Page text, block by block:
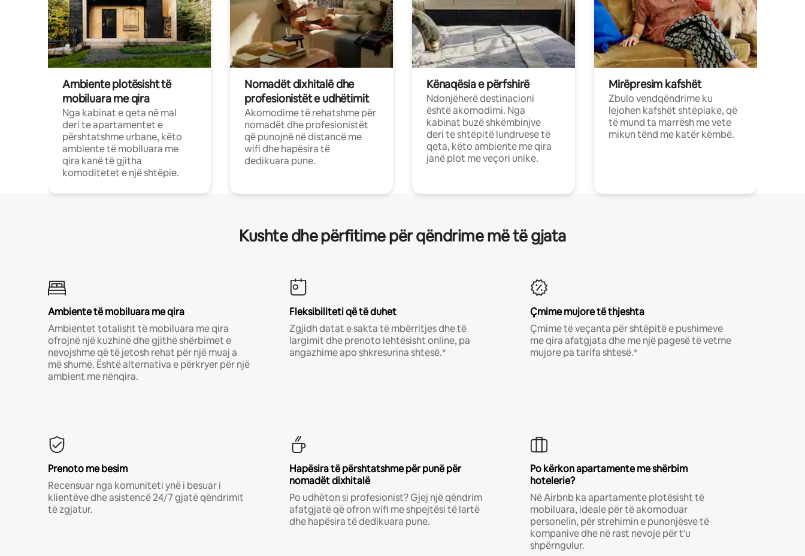
Ambiente plotësisht të
mobiluara me qira
Nga kabinat e qeta në mal
deri te apartamentet e
përshtatshme urbane, këto
ambiente të mobiluara me
qira kanë të gjitha
komoditetet e një shtëpie.
Nomadët dixhitalë dhe
profesionistët e udhëtimit
Akomodime të rehatshme për
nomadët dhe profesionistët
që punojnë në distancë me
wifi dhe hapësira të
dedikuara pune.
Kënaqësia e përfshirë
Ndonjëherë destinacioni
është akomodimi. Nga
kabinat buzë shkëmbinjve
deri te shtëpitë lundruese të
qeta, këto ambiente me qira
janë plot me veçori unike.
Mirëpresim kafshët
Zbulo vendqëndrime ku
lejohen kafshët shtëpiake, që
të mund ta marrësh me vete
mikun tënd me katër këmbë.
Kushte dhe përfitime për qëndrime më të gjata
Ambiente të mobiluara me qira
Ambientet totalisht të mobiluara me qira
ofrojnë një kuzhinë dhe gjithë shërbimet e
nevojshme që të jetosh rehat për një muaj a
më shumë. Është alternativa e përkryer për një
ambient me nënqira.
Fleksibiliteti që të duhet
Zgjidh datat e sakta të mbërritjes dhe të
largimit dhe prenoto lehtësisht online, pa
angazhime apo shkresurina shtesë.*
Çmime mujore të thjeshta
Çmime të veçanta për shtëpitë e pushimeve
me qira afatgjata dhe me një pagesë të vetme
mujore pa tarifa shtesë.*
Prenoto me besim
Recensuar nga komuniteti ynë i besuar i
klientëve dhe asistencë 24/7 gjatë qëndrimit
të zgjatur.
Hapësira të përshtatshme për punë për
nomadët dixhitalë
Po udhëton si profesionist? Gjej një qëndrim
afatgjatë që ofron wifi me shpejtësi të lartë
dhe hapësira të dedikuara pune.
Po kërkon apartamente me shërbim
hotelerie?
Në Airbnb ka apartamente plotësisht të
mobiluara, ideale për të akomoduar
personelin, për strehimin e punonjësve të
kompanive dhe në rast nevoje për t'u
shpërngulur.